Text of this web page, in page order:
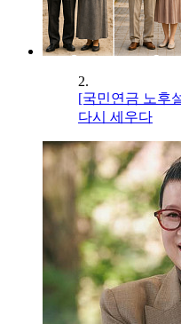
2.
[국민연금 노후
다시 세우다